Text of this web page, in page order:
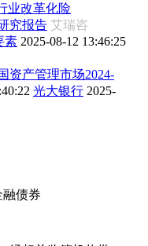
业改革化险
究报告 艾瑞咨
素 2025-08-12 13:46:25
资产管理市场2024-
光大银行 2025-
融债券